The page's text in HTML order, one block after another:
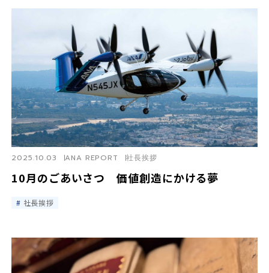
10月のごあいさつ 価値創造にかける夢
2025.10.03 ANA REPORT 社長挨拶
社長挨拶